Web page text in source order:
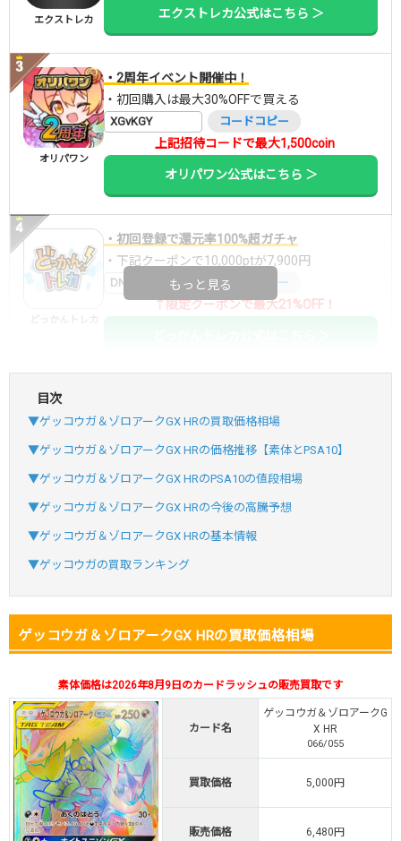
エクストレカ エクストレカ公式はこちら ＞
オリパワン
・2周年イベント開催中！
・初回購入は最大30%OFFで買える
XGvKGY コードコピー
上記招待コードで最大1,500coin
オリパワン公式はこちら ＞
・初回登録で還元率100%超ガチャ
・下記クーポンで10,000ptが7,900円
DNGBIF4X コードコピー
↑限定クーポンで最大21%OFF！
おりパンダ
・新規登録で6種類アド確解禁
SVGC7P コードコピー
オリパスタジアム
・atone・ペイディ対応！
オリパスタジアム公式はこちら ＞
オリくじ
・新規登録で無料100連できる！
・初回購入は500coinが50円
TVCM記念！激熱イベント開催中
オリくじ公式はこちら ＞
もっと見る
目次
▼ゲッコウガ＆ゾロアークGX HRの買取価格相場
▼ゲッコウガ＆ゾロアークGX HRの価格推移【素体とPSA10】
▼ゲッコウガ＆ゾロアークGX HRのPSA10の値段相場
▼ゲッコウガ＆ゾロアークGX HRの今後の高騰予想
▼ゲッコウガ＆ゾロアークGX HRの基本情報
▼ゲッコウガの買取ランキング
ゲッコウガ＆ゾロアークGX HRの買取価格相場
素体価格は2026年8月9日のカードラッシュの販売買取です
カード名
ゲッコウガ＆ゾロアークG
X HR
066/055
買取価格 5,000円
販売価格 6,480円